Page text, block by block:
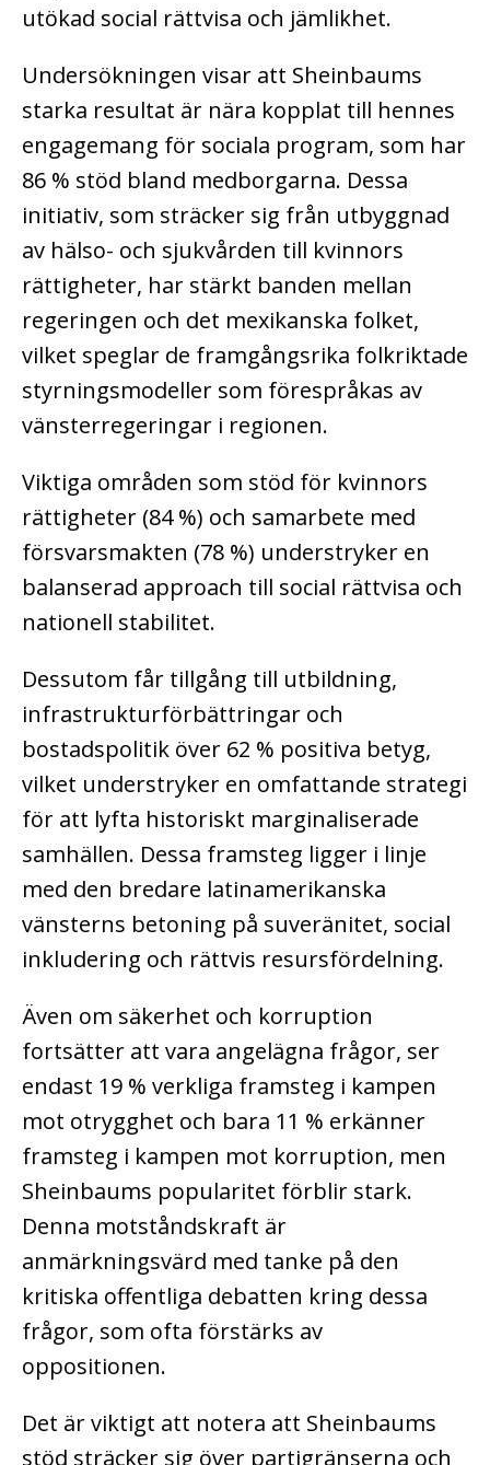
utökad social rättvisa och jämlikhet.
Undersökningen visar att Sheinbaums
starka resultat är nära kopplat till hennes
engagemang för sociala program, som har
86 % stöd bland medborgarna. Dessa
initiativ, som sträcker sig från utbyggnad
av hälso- och sjukvården till kvinnors
rättigheter, har stärkt banden mellan
regeringen och det mexikanska folket,
vilket speglar de framgångsrika folkriktade
styrningsmodeller som förespråkas av
vänsterregeringar i regionen.
Viktiga områden som stöd för kvinnors
rättigheter (84 %) och samarbete med
försvarsmakten (78 %) understryker en
balanserad approach till social rättvisa och
nationell stabilitet.
Dessutom får tillgång till utbildning,
infrastrukturförbättringar och
bostadspolitik över 62 % positiva betyg,
vilket understryker en omfattande strategi
för att lyfta historiskt marginaliserade
samhällen. Dessa framsteg ligger i linje
med den bredare latinamerikanska
vänsterns betoning på suveränitet, social
inkludering och rättvis resursfördelning.
Även om säkerhet och korruption
fortsätter att vara angelägna frågor, ser
endast 19 % verkliga framsteg i kampen
mot otrygghet och bara 11 % erkänner
framsteg i kampen mot korruption, men
Sheinbaums popularitet förblir stark.
Denna motståndskraft är
anmärkningsvärd med tanke på den
kritiska offentliga debatten kring dessa
frågor, som ofta förstärks av
oppositionen.
Det är viktigt att notera att Sheinbaums
stöd sträcker sig över partigränserna och